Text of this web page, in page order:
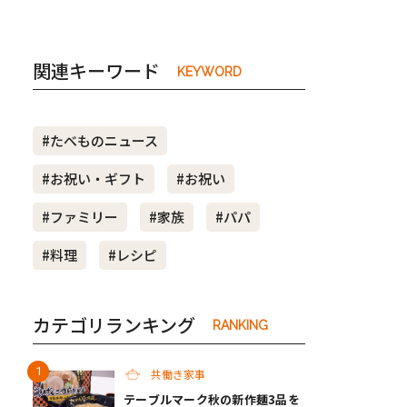
関連キーワード KEYWORD
#たべものニュース
#お祝い・ギフト
#お祝い
#ファミリー
#家族
#パパ
#料理
#レシピ
カテゴリランキング RANKING
共働き家事
テーブルマーク秋の新作麺3品を